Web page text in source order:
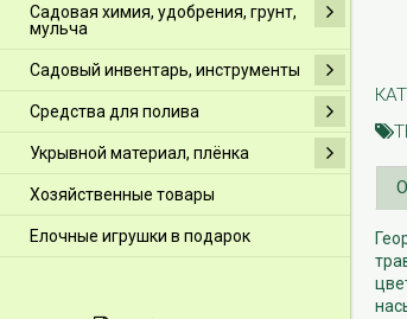
Садовая химия, удобрения, грунт,
мульча
Садовый инвентарь, инструменты
Средства для полива
Укрывной материал, плёнка
Хозяйственные товары
Елочные игрушки в подарок